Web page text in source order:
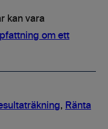
kan vara
om ett
, Ränta